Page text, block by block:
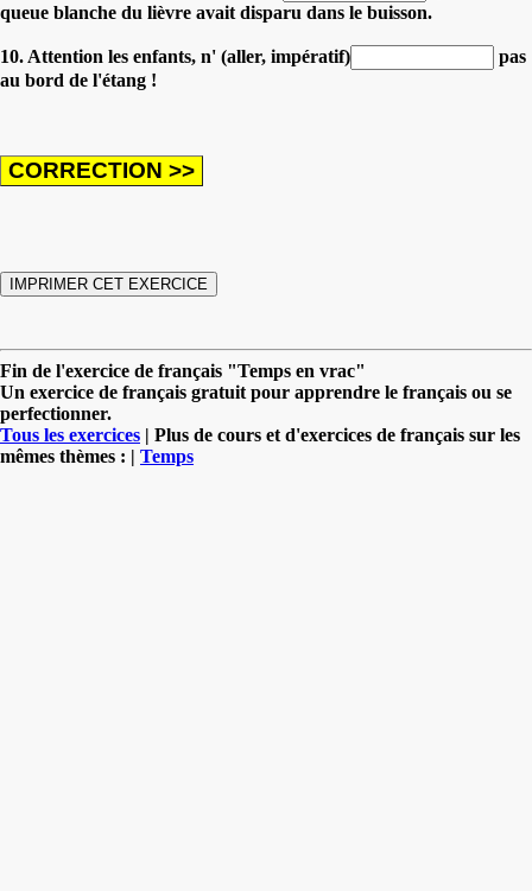
queue blanche du lièvre avait disparu dans le buisson.
10. Attention les enfants, n' (aller, impératif)
pas
au bord de l'étang !
Fin de l'exercice de français "Temps en vrac"
Un exercice de français gratuit pour apprendre le français ou se
perfectionner.
Tous les exercices | Plus de cours et d'exercices de français sur les
mêmes thèmes : | Temps